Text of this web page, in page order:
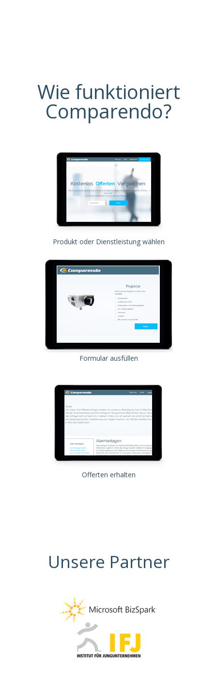
Wie funktioniert
Comparendo?
Produkt oder Dienstleistung wählen
Formular ausfüllen
Offerten erhalten
Unsere Partner